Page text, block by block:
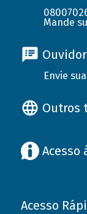
Mande
Envie
Outros
Acesso
Acesso